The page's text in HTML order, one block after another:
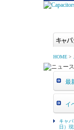
HOME >
最
イ
キャ
日）